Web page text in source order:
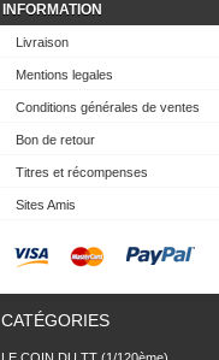
INFORMATION
Livraison
Mentions legales
Conditions générales de ventes
Bon de retour
Titres et récompenses
Sites Amis
CATÉGORIES
LE COIN DU TT (1/120ème)